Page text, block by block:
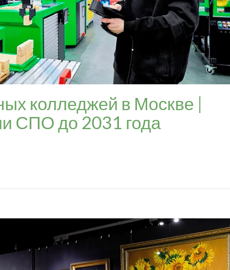
колледжей в Москве |
СПО до 2031 года